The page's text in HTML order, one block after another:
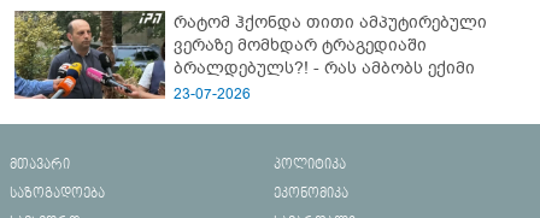
რატომ ჰქონდა თითი ამპუტირებული
ვერაზე მომხდარ ტრაგედიაში
ბრალდებულს?! - რას ამბობს ექიმი
23-07-2026
მთავარი
პოლიტიკა
საზოგადოება
ეკონომიკა